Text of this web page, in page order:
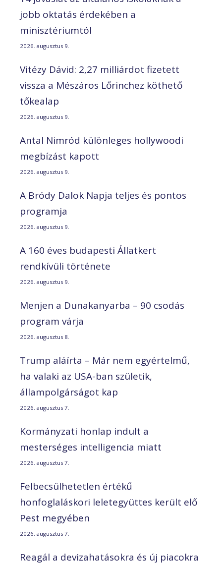
jobb oktatás érdekében a
minisztériumtól
2026. augusztus 9.
Vitézy Dávid: 2,27 milliárdot fizetett
vissza a Mészáros Lőrinchez köthető
tőkealap
2026. augusztus 9.
Antal Nimród különleges hollywoodi
megbízást kapott
2026. augusztus 9.
A Bródy Dalok Napja teljes és pontos
programja
2026. augusztus 9.
A 160 éves budapesti Állatkert
rendkívüli története
2026. augusztus 9.
Menjen a Dunakanyarba – 90 csodás
program várja
2026. augusztus 8.
Trump aláírta – Már nem egyértelmű,
ha valaki az USA-ban születik,
állampolgárságot kap
2026. augusztus 7.
Kormányzati honlap indult a
mesterséges intelligencia miatt
2026. augusztus 7.
Felbecsülhetetlen értékű
honfoglaláskori leletegyüttes került elő
Pest megyében
2026. augusztus 7.
Reagál a devizahatásokra és új piacokra